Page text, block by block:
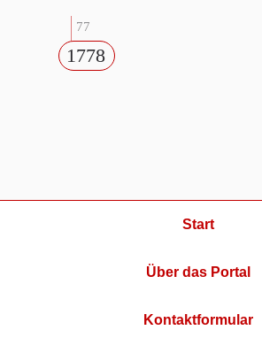
77
1778
Start
Über das Portal
Kontaktformular